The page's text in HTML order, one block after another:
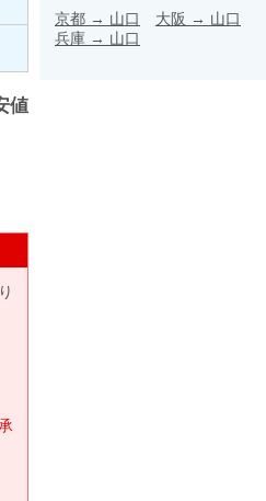
値
京都 → 山口 大阪 → 山口
兵庫 → 山口